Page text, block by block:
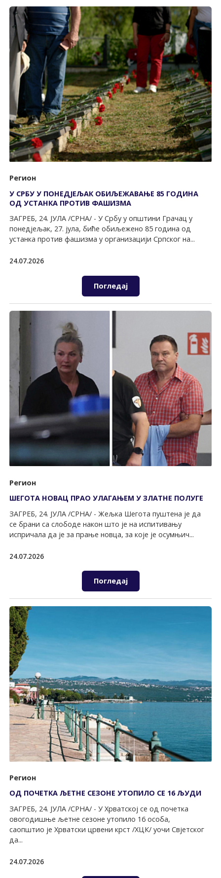
Регион
У СРБУ У ПОНЕДЈЕЉАК ОБИЉЕЖАВАЊЕ 85 ГОДИНА
ОД УСТАНКА ПРОТИВ ФАШИЗМА
ЗАГРЕБ, 24. ЈУЛА /СРНА/ - У Србу у општини Грачац у
понедјељак, 27. јула, биће обиљежено 85 година од
устанка против фашизма у организацији Српског на...
24.07.2026
Погледај
Регион
ШЕГОТА НОВАЦ ПРАО УЛАГАЊЕМ У ЗЛАТНЕ ПОЛУГЕ
ЗАГРЕБ, 24. ЈУЛА /СРНА/ - Жељка Шегота пуштена је да
се брани са слободе након што је на испитивању
испричала да је за прање новца, за које је осумњич...
24.07.2026
Погледај
Регион
ОД ПОЧЕТКА ЉЕТНЕ СЕЗОНЕ УТОПИЛО СЕ 16 ЉУДИ
ЗАГРЕБ, 24. ЈУЛА /СРНА/ - У Хрватској се од почетка
овогодишње љетне сезоне утопило 16 особа,
саопштио је Хрватски црвени крст /ХЦК/ уочи Свјетског
да...
24.07.2026